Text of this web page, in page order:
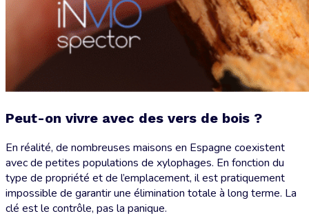
Peut-on vivre avec des vers de bois ?
En réalité, de nombreuses maisons en Espagne coexistent
avec de petites populations de xylophages. En fonction du
type de propriété et de l’emplacement, il est pratiquement
impossible de garantir une élimination totale à long terme. La
clé est le contrôle, pas la panique.